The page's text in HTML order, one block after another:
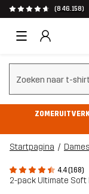
(846.158)
Zoeken wissen
Startpagina Dames
4.4 (168)
2-pack Ultimate Soft